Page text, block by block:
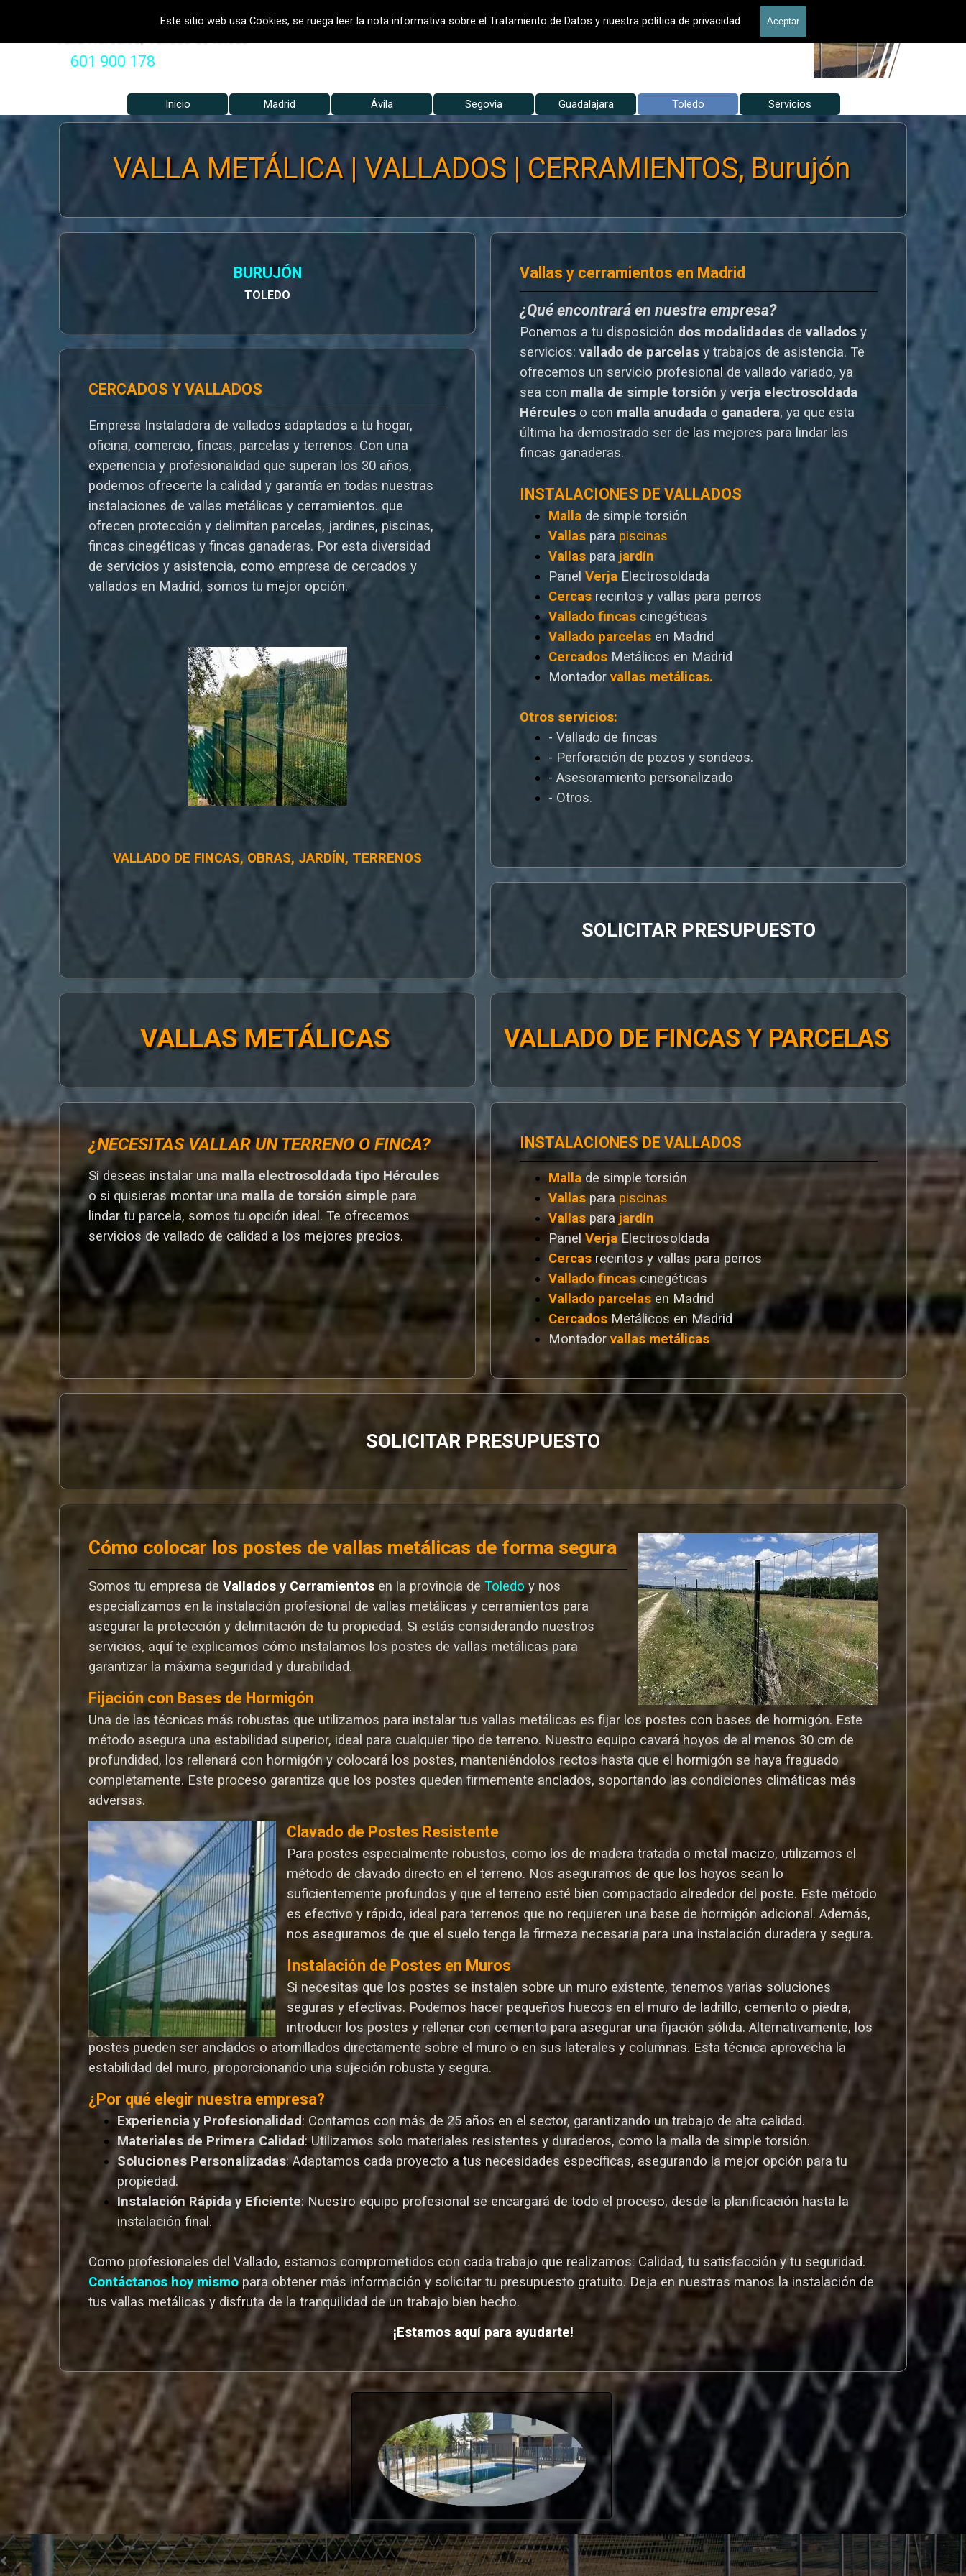
Este sitio web usa Cookies, se ruega leer la nota informativa sobre el Tratamiento de Datos y nuestra política de privacidad. Aceptar
VALLADOS METALICOS MADRID - VALLADO DE FINCAS
601 900 178
Saltar menú
Inicio Madrid ▼
Ávila ▼
Segovia ▼
Guadalajara ▼
Toledo ▼
Servicios
VALLA METÁLICA | VALLADOS | CERRAMIENTOS, Burujón
BURUJÓN
TOLEDO
CERCADOS Y VALLADOS
Empresa Instaladora de vallados adaptados a tu hogar,
oficina, comercio, fincas, parcelas y terrenos. Con una
experiencia y profesionalidad que superan los 30 años,
podemos ofrecerte la calidad y garantía en todas nuestras
instalaciones de vallas metálicas y cerramientos. que
ofrecen protección y delimitan parcelas, jardines, piscinas,
fincas cinegéticas y fincas ganaderas. Por esta diversidad
de servicios y asistencia, como empresa de cercados y
vallados en Madrid, somos tu mejor opción.
VALLADO DE FINCAS, OBRAS, JARDÍN, TERRENOS
Vallas y cerramientos en Madrid
¿Qué encontrará en nuestra empresa?
Ponemos a tu disposición dos modalidades de vallados y
servicios: vallado de parcelas y trabajos de asistencia. Te
ofrecemos un servicio profesional de vallado variado, ya
sea con malla de simple torsión y verja electrosoldada
Hércules o con malla anudada o ganadera, ya que esta
última ha demostrado ser de las mejores para lindar las
fincas ganaderas.
INSTALACIONES DE VALLADOS
Malla de simple torsión
Vallas para piscinas
Vallas para jardín
Panel Verja Electrosoldada
Cercas recintos y vallas para perros
Vallado fincas cinegéticas
Vallado parcelas en Madrid
Cercados Metálicos en Madrid
Montador vallas metálicas.
Otros servicios:
- Vallado de fincas
- Perforación de pozos y sondeos.
- Asesoramiento personalizado
- Otros.
SOLICITAR PRESUPUESTO
VALLADO DE FINCAS Y PARCELAS
INSTALACIONES DE VALLADOS
Malla de simple torsión
Vallaspara piscinas
Vallas para jardín
Panel Verja Electrosoldada
Cercas recintos y vallas para perros
Valladofincascinegéticas
Vallado parcelas en Madrid
Cercados Metálicos en Madrid
Montador vallas metálicas
VALLAS METÁLICAS
¿NECESITAS VALLAR UN TERRENO O FINCA?
Si deseas instalar una malla electrosoldada tipo Hércules
o si quisieras montar una malla de torsión simple para
lindar tu parcela, somos tu opción ideal. Te ofrecemos
servicios de vallado de calidad a los mejores precios.
SOLICITAR PRESUPUESTO
Cómo colocar los postes de vallas metálicas de forma segura
Somos tu empresa deVallados y Cerramientos en la provincia deToledo y nos
especializamos en la instalación profesional de vallas metálicas y cerramientos para
asegurar la protección y delimitación de tu propiedad. Si estás considerando nuestros
servicios, aquí te explicamos cómo instalamos los postes de vallas metálicas para
garantizar la máxima seguridad y durabilidad.
Fijación con Bases de Hormigón
Una de las técnicas más robustas que utilizamos para instalar tus vallas metálicas es fijar los postes con bases de hormigón. Este
método asegura una estabilidad superior, ideal para cualquier tipo de terreno. Nuestro equipo cavará hoyos de al menos 30 cm de
profundidad, los rellenará con hormigón y colocará los postes, manteniéndolos rectos hasta que el hormigón se haya fraguado
completamente. Este proceso garantiza que los postes queden firmemente anclados, soportando las condiciones climáticas más
adversas.
Clavado de Postes Resistente
Para postes especialmente robustos, como los de madera tratada o metal macizo, utilizamos el
método de clavado directo en el terreno. Nos aseguramos de que los hoyos sean lo
suficientemente profundos y que el terreno esté bien compactado alrededor del poste. Este método
es efectivo y rápido, ideal para terrenos que no requieren una base de hormigón adicional. Además,
nos aseguramos de que el suelo tenga la firmeza necesaria para una instalación duradera y segura.
Instalación de Postes en Muros
Si necesitas que los postes se instalen sobre un muro existente, tenemos varias soluciones
seguras y efectivas. Podemos hacer pequeños huecos en el muro de ladrillo, cemento o piedra,
introducir los postes y rellenar con cemento para asegurar una fijación sólida. Alternativamente, los
postes pueden ser anclados o atornillados directamente sobre el muro o en sus laterales y columnas. Esta técnica aprovecha la
estabilidad del muro, proporcionando una sujeción robusta y segura.
¿Por qué elegir nuestra empresa?
Experiencia y Profesionalidad: Contamos con más de 25 años en el sector, garantizando un trabajo de alta calidad.
Materiales de Primera Calidad: Utilizamos solo materiales resistentes y duraderos, como la malla de simple torsión.
Soluciones Personalizadas: Adaptamos cada proyecto a tus necesidades específicas, asegurando la mejor opción para tu
propiedad.
Instalación Rápida y Eficiente: Nuestro equipo profesional se encargará de todo el proceso, desde la planificación hasta la
instalación final.
Como profesionales del Vallado, estamos comprometidos con cada trabajo que realizamos: Calidad, tu satisfacción y tu seguridad.
Contáctanos hoy mismo para obtener más información y solicitar tu presupuesto gratuito. Deja en nuestras manos la instalación de
tus vallas metálicas y disfruta de la tranquilidad de un trabajo bien hecho.
¡Estamos aquí para ayudarte!